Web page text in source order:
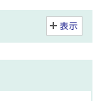
表示